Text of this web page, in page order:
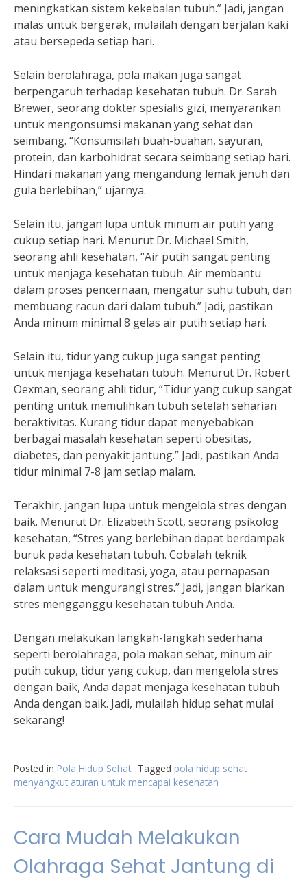
meningkatkan sistem kekebalan tubuh.” Jadi, jangan
malas untuk bergerak, mulailah dengan berjalan kaki
atau bersepeda setiap hari.
Selain berolahraga, pola makan juga sangat
berpengaruh terhadap kesehatan tubuh. Dr. Sarah
Brewer, seorang dokter spesialis gizi, menyarankan
untuk mengonsumsi makanan yang sehat dan
seimbang. “Konsumsilah buah-buahan, sayuran,
protein, dan karbohidrat secara seimbang setiap hari.
Hindari makanan yang mengandung lemak jenuh dan
gula berlebihan,” ujarnya.
Selain itu, jangan lupa untuk minum air putih yang
cukup setiap hari. Menurut Dr. Michael Smith,
seorang ahli kesehatan, “Air putih sangat penting
untuk menjaga kesehatan tubuh. Air membantu
dalam proses pencernaan, mengatur suhu tubuh, dan
membuang racun dari dalam tubuh.” Jadi, pastikan
Anda minum minimal 8 gelas air putih setiap hari.
Selain itu, tidur yang cukup juga sangat penting
untuk menjaga kesehatan tubuh. Menurut Dr. Robert
Oexman, seorang ahli tidur, “Tidur yang cukup sangat
penting untuk memulihkan tubuh setelah seharian
beraktivitas. Kurang tidur dapat menyebabkan
berbagai masalah kesehatan seperti obesitas,
diabetes, dan penyakit jantung.” Jadi, pastikan Anda
tidur minimal 7-8 jam setiap malam.
Terakhir, jangan lupa untuk mengelola stres dengan
baik. Menurut Dr. Elizabeth Scott, seorang psikolog
kesehatan, “Stres yang berlebihan dapat berdampak
buruk pada kesehatan tubuh. Cobalah teknik
relaksasi seperti meditasi, yoga, atau pernapasan
dalam untuk mengurangi stres.” Jadi, jangan biarkan
stres mengganggu kesehatan tubuh Anda.
Dengan melakukan langkah-langkah sederhana
seperti berolahraga, pola makan sehat, minum air
putih cukup, tidur yang cukup, dan mengelola stres
dengan baik, Anda dapat menjaga kesehatan tubuh
Anda dengan baik. Jadi, mulailah hidup sehat mulai
sekarang!
Posted in Pola Hidup Sehat Tagged pola hidup sehat
menyangkut aturan untuk mencapai kesehatan
Cara Mudah Melakukan
Olahraga Sehat Jantung di